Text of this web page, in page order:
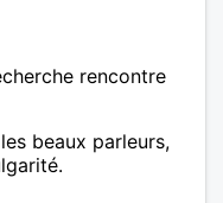
rencontre
beaux parleurs,